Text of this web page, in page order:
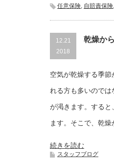
任意保険, 自賠責保険,
12.21
2018
乾燥か
空気が乾燥する季
れる方も多いので
が渇きます。すると
ます。そこで、乾燥
続きを読む
スタッフブログ